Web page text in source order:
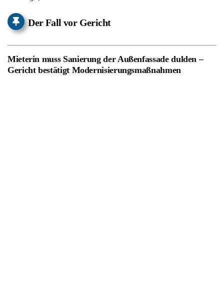
Der Fall vor Gericht
Mieterin muss Sanierung der Außenfassade dulden –
Gericht bestätigt Modernisierungsmaßnahmen